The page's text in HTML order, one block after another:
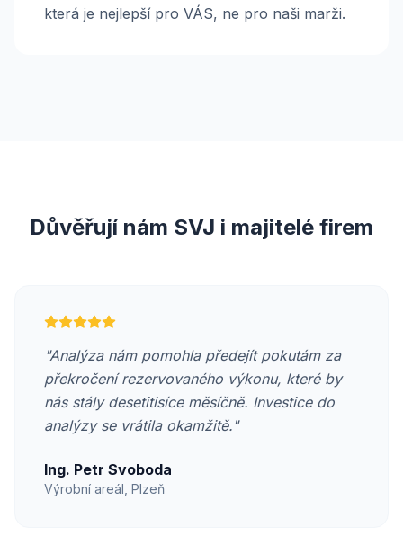
která je nejlepší pro VÁS, ne pro naši marži.
Důvěřují nám SVJ i majitelé firem
"Analýza nám pomohla předejít pokutám za
překročení rezervovaného výkonu, které by
nás stály desetitisíce měsíčně. Investice do
analýzy se vrátila okamžitě."
Ing. Petr Svoboda
Výrobní areál, Plzeň